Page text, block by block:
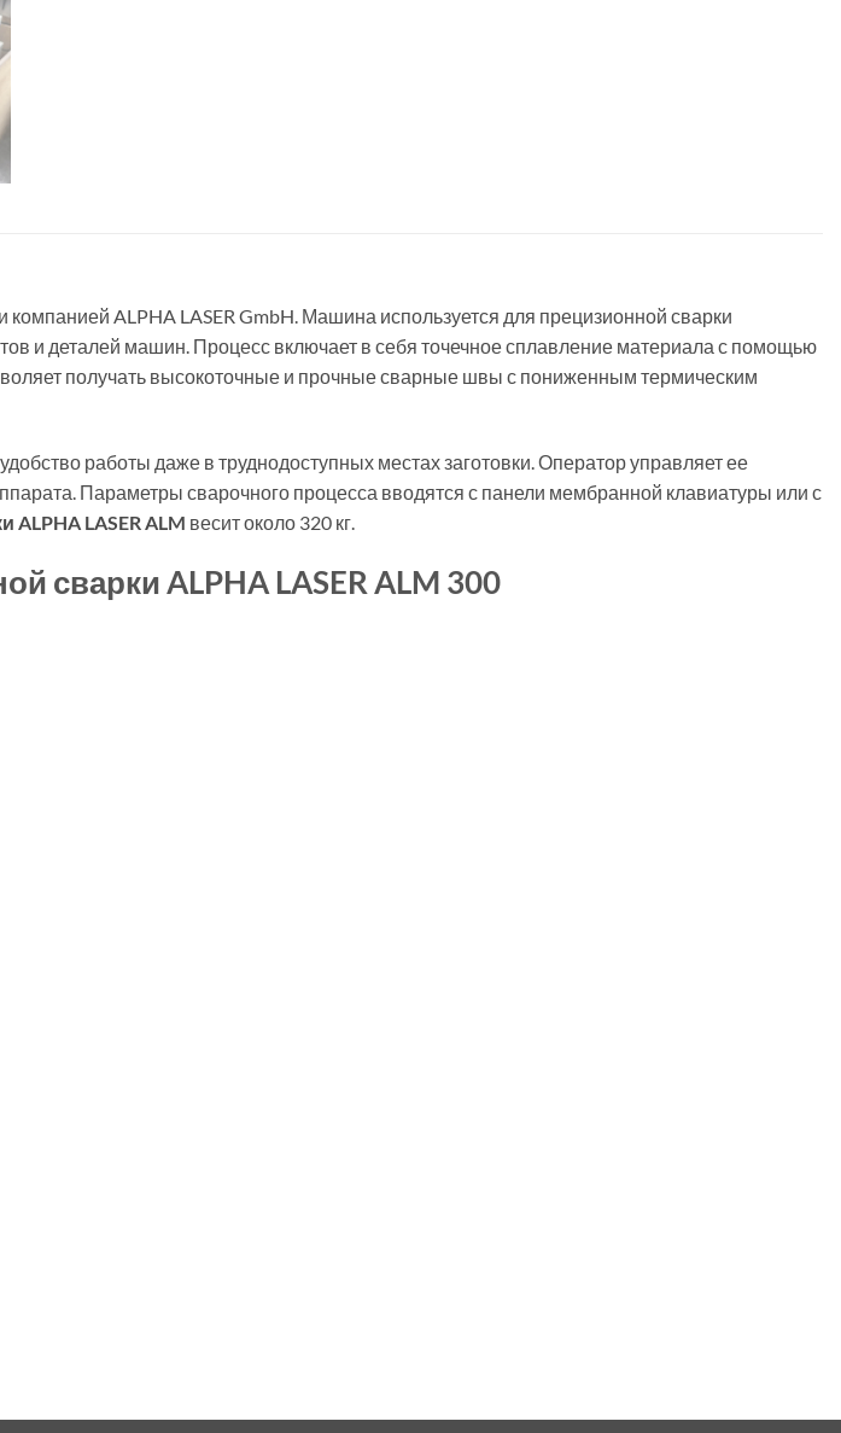
компанией ALPHA LASER GmbH. Машина используется для прецизионной сварки
и деталей машин. Процесс включает в себя точечное сплавление материала с помощью
получать высокоточные и прочные сварные швы с пониженным термическим
работы даже в труднодоступных местах заготовки. Оператор управляет ее
Параметры сварочного процесса вводятся с панели мембранной клавиатуры или с
ALPHA LASER ALM весит около 320 кг.
сварки ALPHA LASER ALM 300